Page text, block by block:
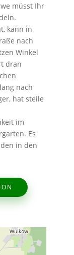
müsst Ihr
kann in
nach
Winkel
dran
nach
hat steile
im
Es
in den